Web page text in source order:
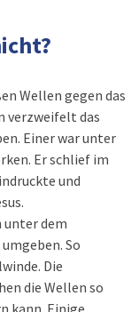
Wellen gegen das
verzweifelt das
Einer war unter
Er schlief im
und
unter dem
So
Die
die Wellen so
kann. Einige